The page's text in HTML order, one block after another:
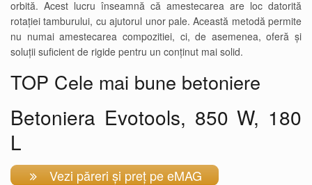
orbită. Acest lucru înseamnă că amestecarea are loc datorită
rotației tamburului, cu ajutorul unor pale. Această metodă permite
nu numai amestecarea compozitiei, ci, de asemenea, oferă și
soluții suficient de rigide pentru un conținut mai solid.
TOP Cele mai bune betoniere
Betoniera Evotools, 850 W, 180
L
Vezi păreri și preț pe eMAG